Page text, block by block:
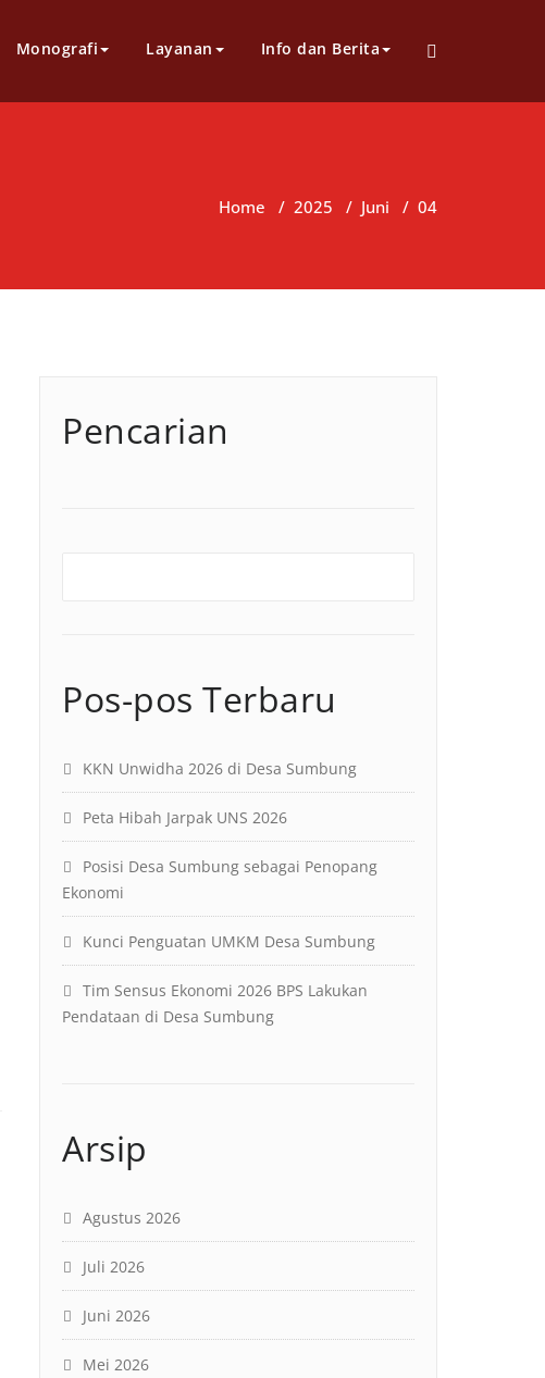
Monografi Layanan Info dan Berita
Home / 2025 / Juni / 04
Pencarian
Pos-pos Terbaru
KKN Unwidha 2026 di Desa Sumbung
Peta Hibah Jarpak UNS 2026
Posisi Desa Sumbung sebagai Penopang
Ekonomi
Kunci Penguatan UMKM Desa Sumbung
Tim Sensus Ekonomi 2026 BPS Lakukan
Pendataan di Desa Sumbung
Arsip
Agustus 2026
Juli 2026
Juni 2026
Mei 2026